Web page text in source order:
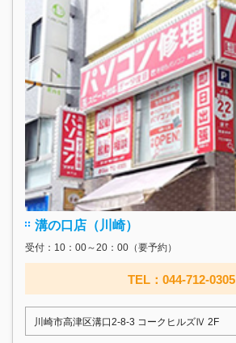
溝の口店（川崎）
受付：10：00～20：00（要予約）
TEL：044-712-0305
川崎市高津区溝口2-8-3 コークヒルズⅣ 2F